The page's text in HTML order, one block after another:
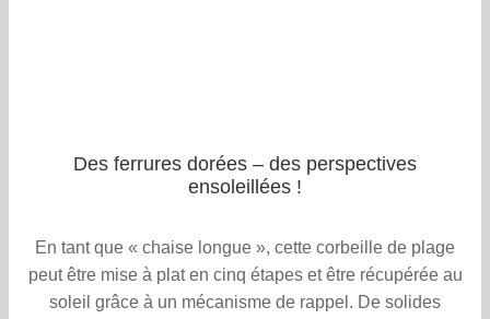
Des ferrures dorées – des perspectives
ensoleillées !
En tant que « chaise longue », cette corbeille de plage
peut être mise à plat en cinq étapes et être récupérée au
soleil grâce à un mécanisme de rappel. De solides